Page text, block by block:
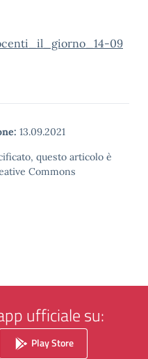
09
13.09.2021
questo articolo è
Commons
ufficiale su:
Play Store